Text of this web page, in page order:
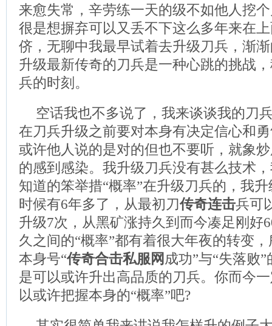
来愈失常，辛劳练一天的级不如他人挖
很是想摒弃可以又丢不下这么多年来在
侪，无聊中我最早试着去升级刀兵，渐
升级最新传奇的刀兵是一种心跳的挑战
兵的时刻。
空话我也不多说了，我来谈谈我的刀
在刀兵升级之前要对本身有决定信心和
或许他人说的是对的但也不要听，就象
的感到感染。我升级刀兵没有甚么技术
知道的笨举措“概率”在升级刀兵的，我
时候有6年多了，从最初刀传奇连击兵可
升级7次，从黑矿涨持久到而今凑足刚好
久之间的“概率”都有着很大年夜的转变
本身号“传奇合击私服网 成功”与“失落败
是可以或许升出高品质的刀兵。你而今
以或许把握本身的“概率”吧?